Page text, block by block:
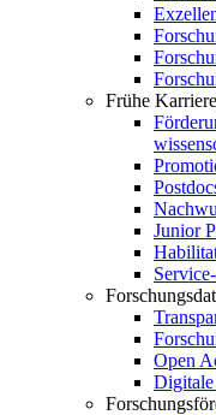
Frühe
Junior
Open
Digitale